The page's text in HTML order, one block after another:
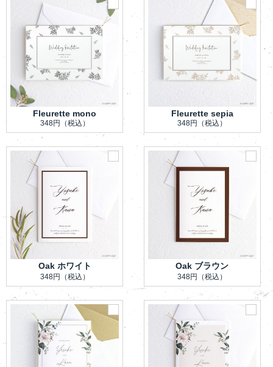
Fleurette mono
348円 （税込）
Fleurette sepia
348円 （税込）
Oak ホワイト
348円 （税込）
Oak ブラウン
348円 （税込）